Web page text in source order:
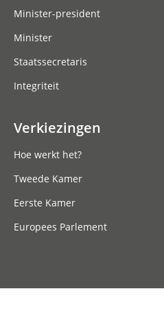
Minister-president
Minister
Staatssecretaris
Integriteit
Verkiezingen
Hoe werkt het?
Tweede Kamer
Eerste Kamer
Europees Parlement